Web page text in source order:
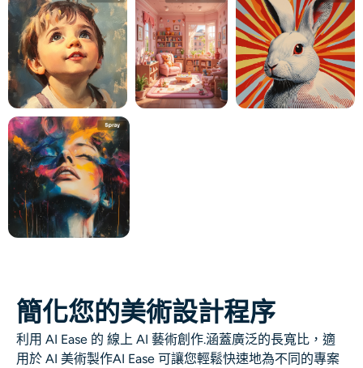
簡化您的美術設計程序
利用 AI Ease 的 線上 AI 藝術創作.涵蓋廣泛的長寬比，適
用於 AI 美術製作AI Ease 可讓您輕鬆快速地為不同的專案